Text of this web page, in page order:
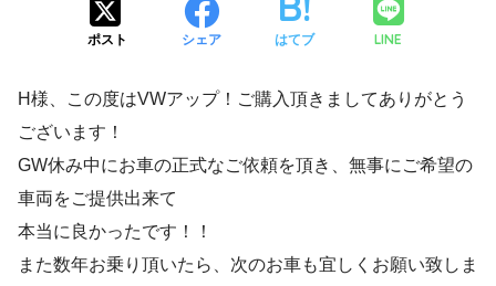
ポスト シェア はてブ LINE
H様、この度はVWアップ！ご購入頂きましてありがとう
ございます！
GW休み中にお車の正式なご依頼を頂き、無事にご希望の
車両をご提供出来て
本当に良かったです！！
また数年お乗り頂いたら、次のお車も宜しくお願い致しま